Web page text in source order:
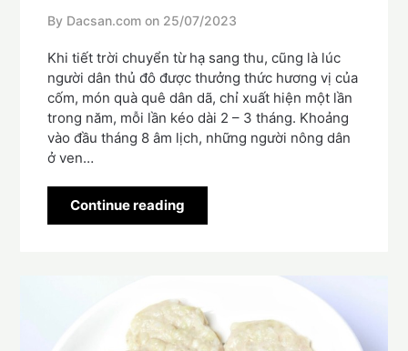
By Dacsan.com on 25/07/2023
Khi tiết trời chuyển từ hạ sang thu, cũng là lúc
người dân thủ đô được thưởng thức hương vị của
cốm, món quà quê dân dã, chỉ xuất hiện một lần
trong năm, mỗi lần kéo dài 2 – 3 tháng. Khoảng
vào đầu tháng 8 âm lịch, những người nông dân
ở ven…
Continue reading